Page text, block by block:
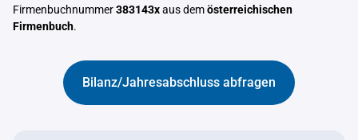
Firmenbuchnummer383143xaus demösterreichischen
Firmenbuch.
Bilanz/Jahresabschluss abfragen